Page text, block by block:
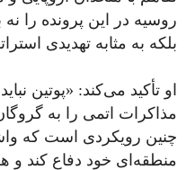
روسیه در این پرونده را نه
بلکه به‌ مثابه تهدیدی
او تأکید می‌کند: «پوتین
مذاکرات اتمی را به گروگان
چنین رویکردی است که
منطقه‌ای خود دفاع کند و